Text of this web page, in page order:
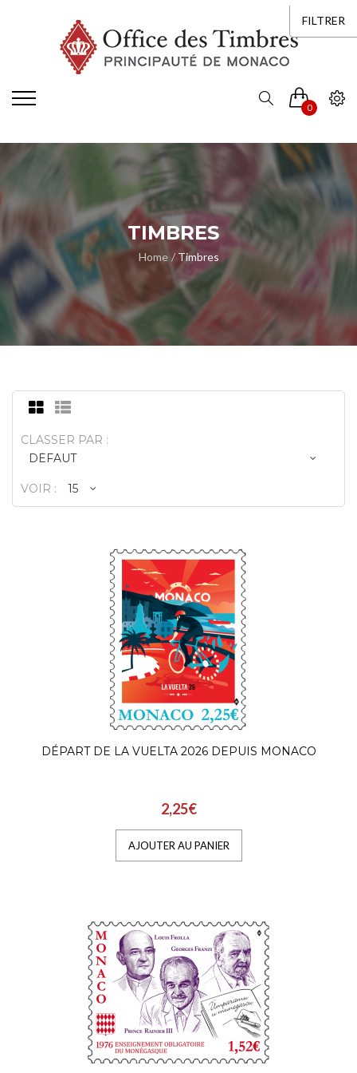
FILTRER
0
TIMBRES
Home Timbres
CLASSER PAR :
VOIR :
DÉPART DE LA VUELTA 2026
DEPUIS MONACO
2,25€
La Vuelta 2026 partira exceptionnellement
Monaco, marquant un moment historique
pour la Principau..
AJOUTER AU PANIER
50 ANS DE L'ENSEIGNEMENT
OBLIGATOIRE DU
MONÉGASQUE
1,52€
linguistique, le prince Rainier III décide, en
1976, d..
AJOUTER AU PANIER
DÉPART DE LA VUELTA 2026 DEPUIS MONACO
2,25€
AJOUTER AU PANIER